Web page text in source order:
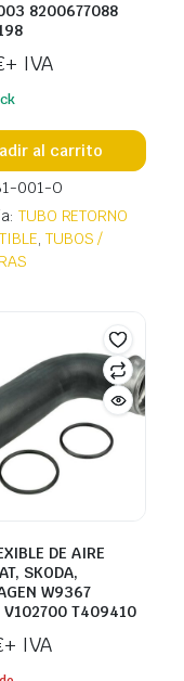
8200677088
+ IVA
al carrito
001-O
TUBO RETORNO
, TUBOS /
DE AIRE
SKODA,
W9367
V102700 T409410
+ IVA